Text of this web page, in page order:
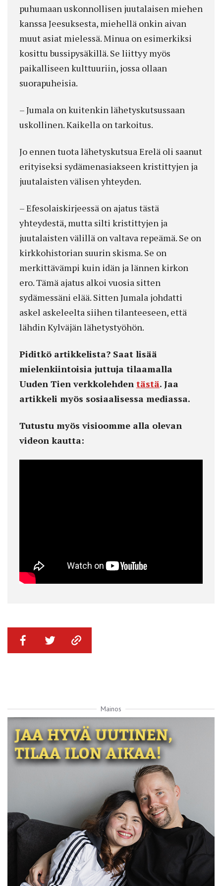
puhumaan uskonnollisen juutalaisen miehen
kanssa Jeesuksesta, miehellä onkin aivan
muut asiat mielessä. Minua on esimerkiksi
kosittu bussipysäkillä. Se liittyy myös
paikalliseen kulttuuriin, jossa ollaan
suorapuheisia.
– Jumala on kuitenkin lähetyskutsussaan
uskollinen. Kaikella on tarkoitus.
Jo ennen tuota lähetyskutsua Erelä oli saanut
erityiseksi sydämenasiakseen kristittyjen ja
juutalaisten välisen yhteyden.
– Efesolaiskirjeessä on ajatus tästä
yhteydestä, mutta silti kristittyjen ja
juutalaisten välillä on valtava repeämä. Se on
kirkkohistorian suurin skisma. Se on
merkittävämpi kuin idän ja lännen kirkon
ero. Tämä ajatus alkoi vuosia sitten
sydämessäni elää. Sitten Jumala johdatti
askel askeleelta siihen tilanteeseen, että
lähdin Kylväjän lähetystyöhön.
Piditkö artikkelista? Saat lisää
mielenkiintoisia juttuja tilaamalla
Uuden Tien verkkolehden tästä. Jaa
artikkeli myös sosiaalisessa mediassa.
Tutustu myös visioomme alla olevan
videon kautta:
Mainos